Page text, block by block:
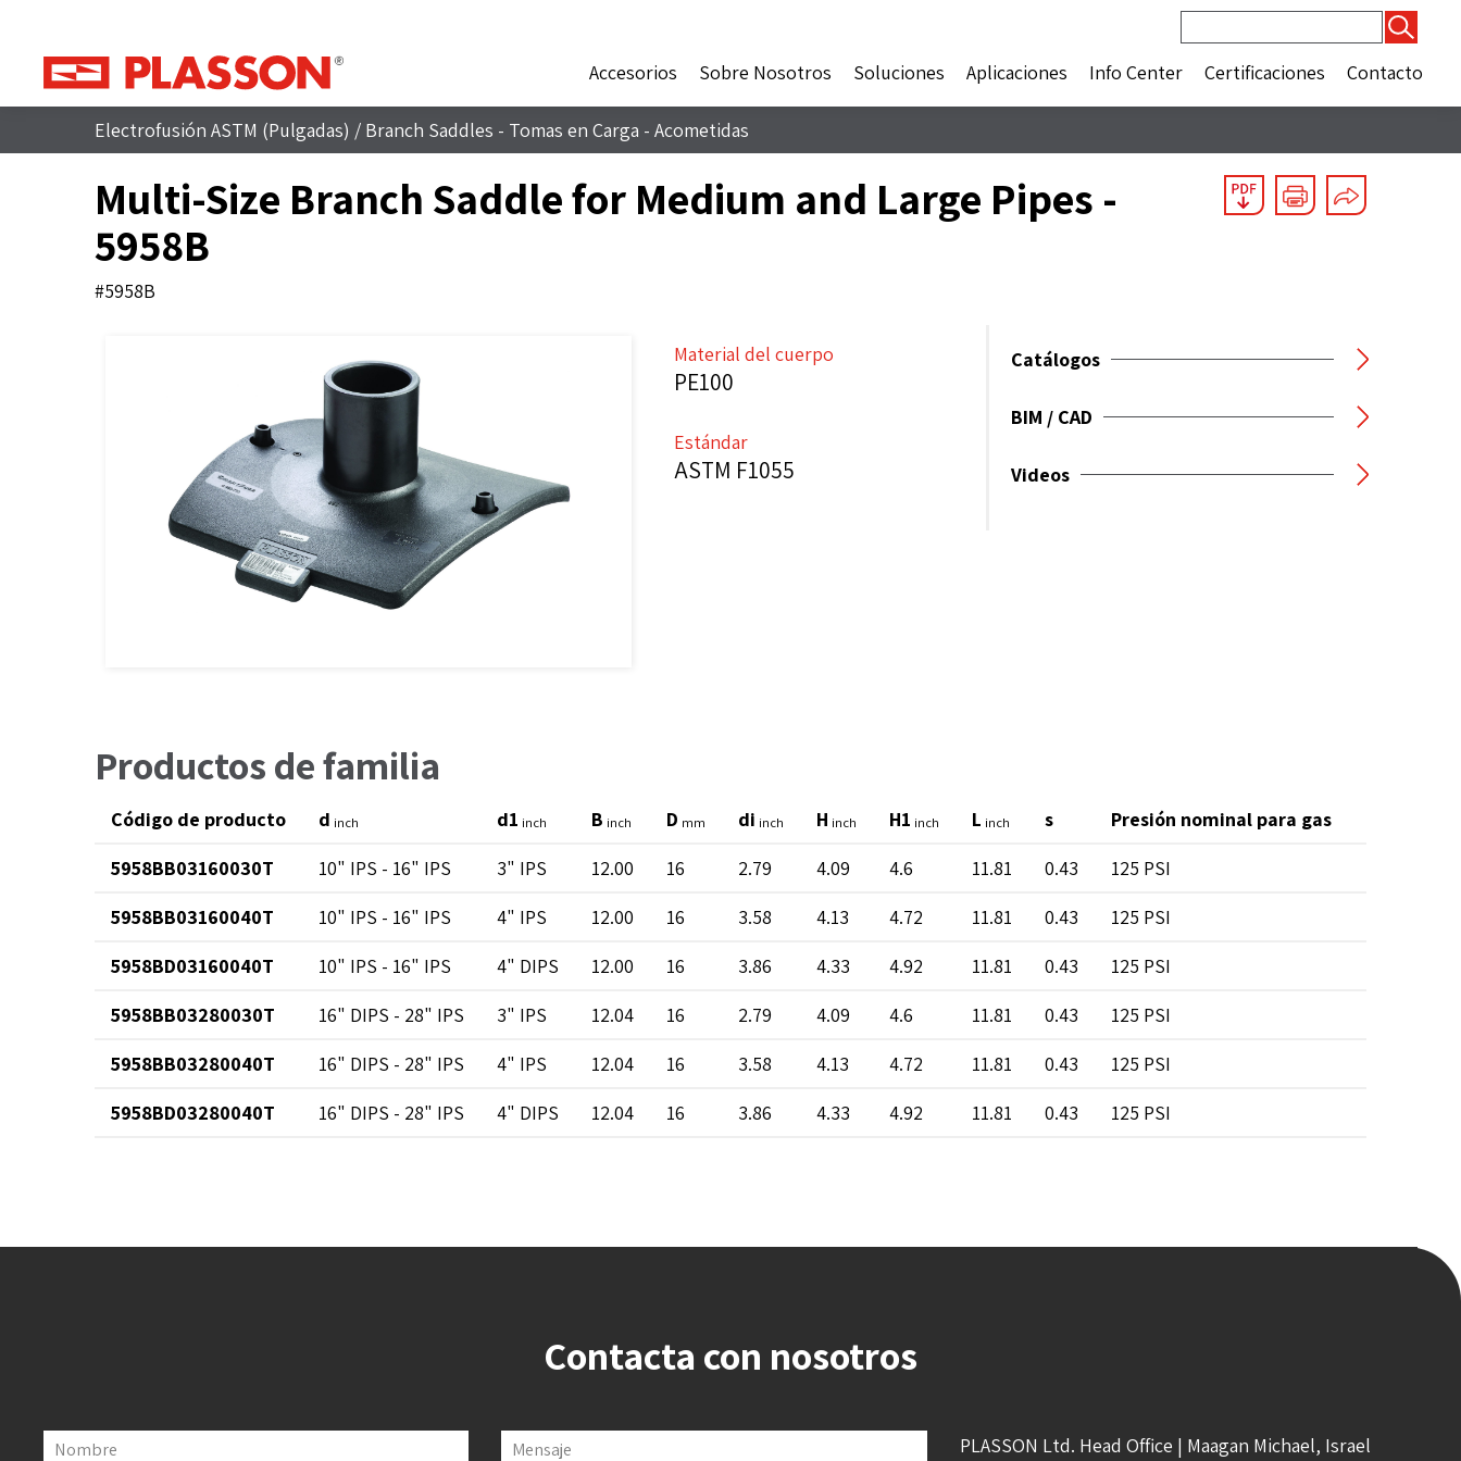
Accesorios
Sobre Nosotros Soluciones Aplicaciones Info Center Certificaciones Contacto
Electrofusión ASTM (Pulgadas) / Branch Saddles - Tomas en Carga - Acometidas
Multi-Size Branch Saddle for Medium and Large Pipes -
5958B
#5958B
Material del cuerpo
PE100
Estándar
ASTM F1055
Catálogos
BIM / CAD
Videos
Productos de familia
Código de producto d inch d1 inch B inch D mm di inch H inch H1 inch L inch s Presión nominal para gas
5958BB03160030T
10" IPS - 16" IPS 3" IPS 12.00 16 2.79 4.09 4.6 11.81 0.43 125 PSI
5958BB03160040T
10" IPS - 16" IPS 4" IPS 12.00 16 3.58 4.13 4.72 11.81 0.43 125 PSI
5958BD03160040T
10" IPS - 16" IPS 4" DIPS 12.00 16 3.86 4.33 4.92 11.81 0.43 125 PSI
5958BB03280030T
16" DIPS - 28" IPS 3" IPS 12.04 16 2.79 4.09 4.6 11.81 0.43 125 PSI
5958BB03280040T
16" DIPS - 28" IPS 4" IPS 12.04 16 3.58 4.13 4.72 11.81 0.43 125 PSI
5958BD03280040T
16" DIPS - 28" IPS 4" DIPS 12.04 16 3.86 4.33 4.92 11.81 0.43 125 PSI
Contacta con nosotros
Nombre Mensaje PLASSON Ltd. Head Office | Maagan Michael, Israel